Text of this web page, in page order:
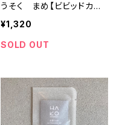
うそく まめ【ビビッドカラ
ー】
¥1,320
SOLD OUT